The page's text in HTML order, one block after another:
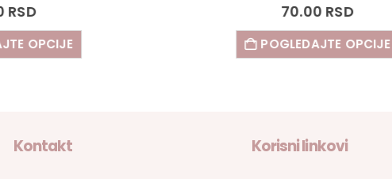
POGLEDAJTE OPCIJE
Kontakt Korisni linkovi